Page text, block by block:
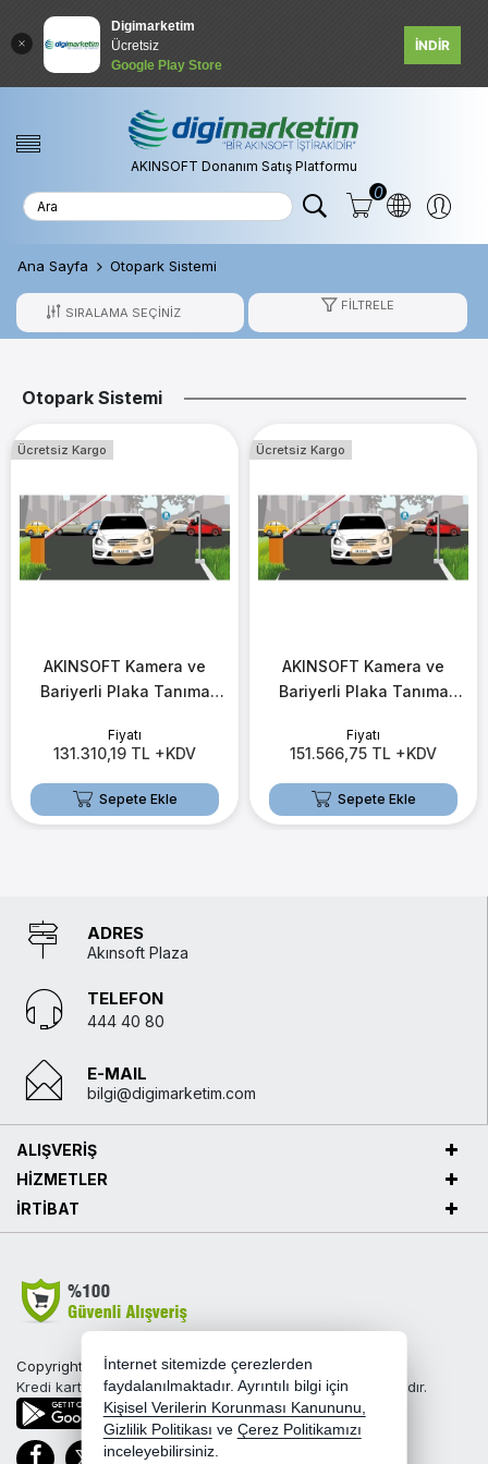
Digimarketim
Ücretsiz
Google Play Store
İNDİR
AKINSOFT Donanım Satış Platformu
0
Ana Sayfa Otopark Sistemi
FILTRELE
Otopark Sistemi
Ücretsiz Kargo
AKINSOFT Kamera ve
Bariyerli Plaka Tanıma
İçin)
Fiyatı
131.310,19 TL +KDV
Sepete Ekle
Ücretsiz Kargo
AKINSOFT Kamera ve
Bariyerli Plaka Tanıma
İçin)
Fiyatı
151.566,75 TL +KDV
Sepete Ekle
ADRES
Akınsoft Plaza
TELEFON
444 40 80
E-MAIL
bilgi@digimarketim.com
ALIŞVERİŞ
HİZMETLER
İRTİBAT
Copyright 2026 digimarketim.com - Tüm hakları saklıdır.
Kredi kartı bilgileriniz 256bit SSL sertifikası ile korunmaktadır.
İnternet sitemizde çerezlerden
faydalanılmaktadır. Ayrıntılı bilgi için
Kişisel Verilerin Korunması Kanununu,
Gizlilik Politikası ve Çerez Politikamızı
inceleyebilirsiniz.